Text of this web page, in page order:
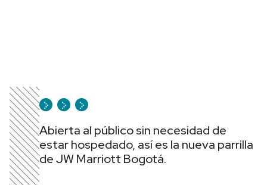
Abierta al público sin necesidad de
estar hospedado, así es la nueva parrilla
de JW Marriott Bogotá.